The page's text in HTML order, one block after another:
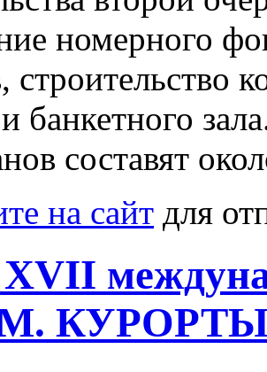
номерного
строительство
банкетного
составят
на сайт для